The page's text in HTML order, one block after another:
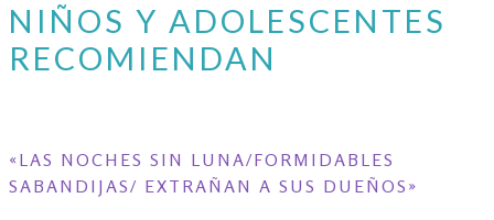
NIÑOS Y ADOLESCENTES
RECOMIENDAN
«LAS NOCHES SIN LUNA/FORMIDABLES
SABANDIJAS/ EXTRAÑAN A SUS DUEÑOS»